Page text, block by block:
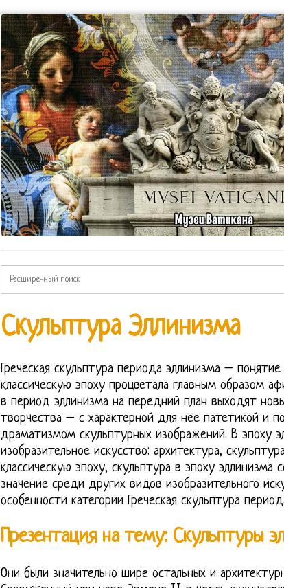
Скульптура Эллинизма
Греческая скульптура периода эллинизма –
классическую эпоху процветала главным образом
в период эллинизма на передний план выходят
творчества – с характерной для нее патетикой и
драматизмом скульптурных изображений. В эпоху
изобразительное искусство: архитектура,
классическую эпоху, скульптура в эпоху эллинизма
значение среди других видов изобразительного
особенности категории Греческая скульптура
Презентация на тему: Скульптуры
Они были значительно шире остальных и